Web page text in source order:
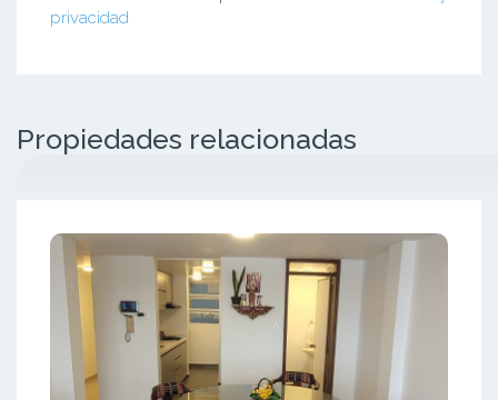
privacidad
Propiedades relacionadas